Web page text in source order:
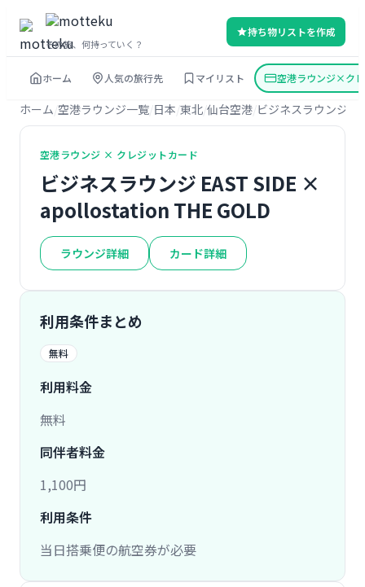
その旅、何持っていく？
持ち物リストを作成
ホーム 人気の旅行先 マイリスト 空港ラウンジ×ク
ホーム 空港ラウンジ一覧 日本 東北 仙台空港 ビジネスラウンジ
空港ラウンジ × クレジットカード
ビジネスラウンジ EAST SIDE ×
apollostation THE GOLD
ラウンジ詳細 カード詳細
利用条件まとめ
無料
利用料金
無料
同伴者料金
1,100円
利用条件
当日搭乗便の航空券が必要